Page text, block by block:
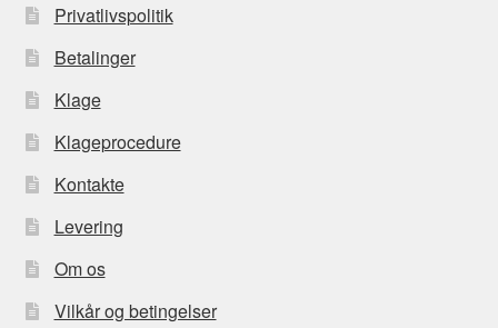
Privatlivspolitik
Betalinger
Klage
Klageprocedure
Kontakte
Levering
Om os
Vilkår og betingelser